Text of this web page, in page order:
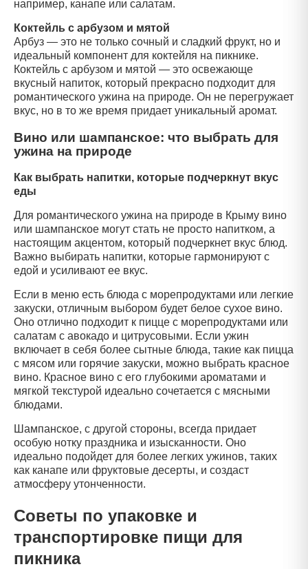
например, канапе или салатам.
Коктейль с арбузом и мятой
Арбуз — это не только сочный и сладкий фрукт, но и
идеальный компонент для коктейля на пикнике.
Коктейль с арбузом и мятой — это освежающе
вкусный напиток, который прекрасно подходит для
романтического ужина на природе. Он не перегружает
вкус, но в то же время придает уникальный аромат.
Вино или шампанское: что выбрать для
ужина на природе
Как выбрать напитки, которые подчеркнут вкус
еды
Для романтического ужина на природе в Крыму вино
или шампанское могут стать не просто напитком, а
настоящим акцентом, который подчеркнет вкус блюд.
Важно выбирать напитки, которые гармонируют с
едой и усиливают ее вкус.
Если в меню есть блюда с морепродуктами или легкие
закуски, отличным выбором будет белое сухое вино.
Оно отлично подходит к пицце с морепродуктами или
салатам с авокадо и цитрусовыми. Если ужин
включает в себя более сытные блюда, такие как пицца
с мясом или горячие закуски, можно выбрать красное
вино. Красное вино с его глубокими ароматами и
мягкой текстурой идеально сочетается с мясными
блюдами.
Шампанское, с другой стороны, всегда придает
особую нотку праздника и изысканности. Оно
идеально подойдет для более легких ужинов, таких
как канапе или фруктовые десерты, и создаст
атмосферу утонченности.
Советы по упаковке и
транспортировке пищи для
пикника